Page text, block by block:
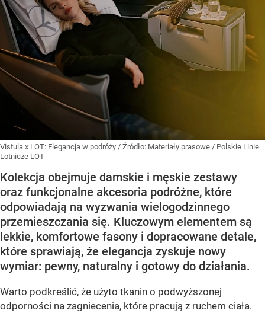
Vistula x LOT: Elegancja w podróży / Źródło: Materiały prasowe / Polskie Linie
Lotnicze LOT
Kolekcja obejmuje damskie i męskie zestawy
oraz funkcjonalne akcesoria podróżne, które
odpowiadają na wyzwania wielogodzinnego
przemieszczania się. Kluczowym elementem są
lekkie, komfortowe fasony i dopracowane detale,
które sprawiają, że elegancja zyskuje nowy
wymiar: pewny, naturalny i gotowy do działania.
Warto podkreślić, że użyto tkanin o podwyższonej
odporności na zagniecenia, które pracują z ruchem ciała.